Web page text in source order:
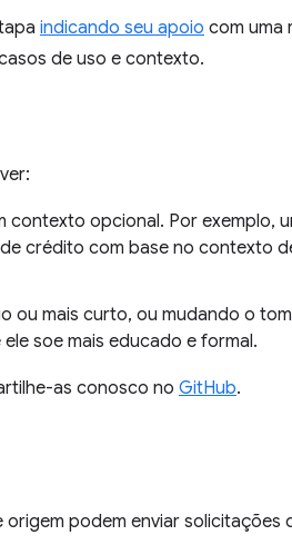
indicando seu apoio com uma
de uso e contexto.
contexto opcional. Por exemplo,
crédito com base no contexto
ou mais curto, ou mudando o
soe mais educado e formal.
as conosco no GitHub.
podem enviar solicitações